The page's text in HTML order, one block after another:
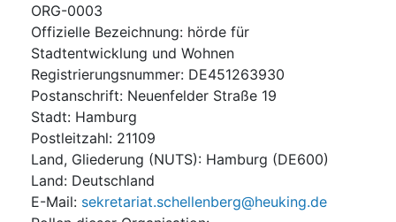
ORG-0003
Offizielle Bezeichnung: hörde für
Stadtentwicklung und Wohnen
Registrierungsnummer: DE451263930
Postanschrift: Neuenfelder Straße 19
Stadt: Hamburg
Postleitzahl: 21109
Land, Gliederung (NUTS): Hamburg (DE600)
Land: Deutschland
E-Mail: sekretariat.schellenberg@heuking.de